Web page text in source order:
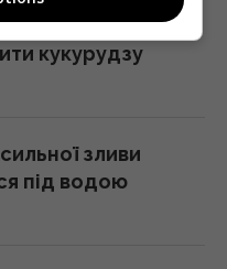
у кімнату: 4
хто
від дрона в
скільки
кукурудзу
зливи
під водою